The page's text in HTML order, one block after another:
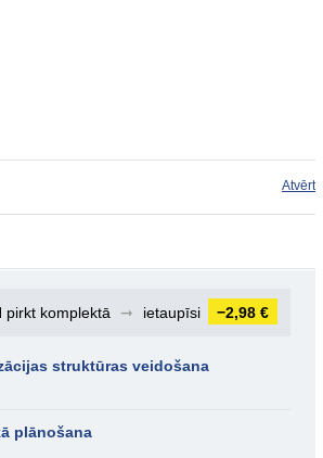
Atvērt
pirkt komplektā ➞ ietaupīsi −2,98 €
struktūras veidošana
plānošana